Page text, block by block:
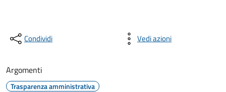
Condividi Vedi azioni
Argomenti
Trasparenza amministrativa